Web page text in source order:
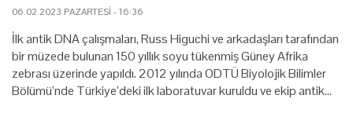
06.02.2023 PAZARTESI - 16:36
İlk antik DNA çalışmaları, Russ Higuchi ve arkadaşları tarafından
bir müzede bulunan 150 yıllık soyu tükenmiş Güney Afrika
zebrası üzerinde yapıldı. 2012 yılında ODTÜ Biyolojik Bilimler
Bölümü’nde Türkiye’deki ilk laboratuvar kuruldu ve ekip antik…